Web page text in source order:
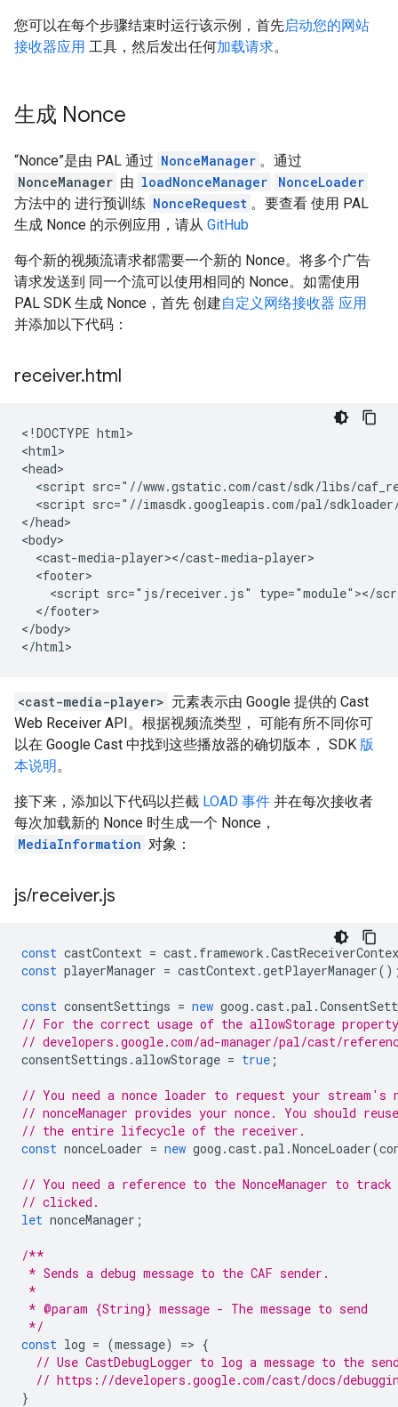
您可以在每个步骤结束时运行该示例，首先启动您的网站
接收器应用 工具，然后发出任何加载请求。
生成 Nonce
“Nonce”是由 PAL 通过 NonceManager 。通过
NonceManager 由 loadNonceManager
NonceLoader
方法中的 进行预训练 NonceRequest 。要查看 使用 PAL
生成 Nonce 的示例应用，请从 GitHub
每个新的视频流请求都需要一个新的 Nonce。将多个广告
请求发送到 同一个流可以使用相同的 Nonce。如需使用
PAL SDK 生成 Nonce，首先 创建自定义网络接收器 应用
并添加以下代码：
receiver.html
<!DOCTYPE html>
<html>
<head>
<script src="//www.gstatic.com/cast/sdk/libs/
<script src="//imasdk.googleapis.com/pal/
</head>
<body>
  <cast-media-player></cast-media-player>
  <footer>
<script src="js/receiver.js" type="module"></
  </footer>
</body>
<cast-media-player> 元素表示由 Google 提供的 Cast
Web Receiver API。根据视频流类型， 可能有所不同你可
以在 Google Cast 中找到这些播放器的确切版本， SDK 版
本说明。
接下来，添加以下代码以拦截 LOAD 事件 并在每次接收者
每次加载新的 Nonce 时生成一个 Nonce，
MediaInformation 对象：
js/receiver.js
const castContext = cast. framework .
const playerManager = castContext.getPlayerManager
const consentSettings = new goog .cast.pal .
// For the correct usage of the allowStorage
// developers.google.com/ad-manager/pal/cast/
consentSettings .allowStorage = true ;
// You need a nonce loader to request your stream's
// nonceManager provides your nonce. You should
// the entire lifecycle of the receiver.
const nonceLoader = new goog .cast.pal .NonceLoader(
// You need a reference to the NonceManager to track
// clicked.
let nonceManager ;
/**
* Sends a debug message to the CAF sender.
*
* @param {String} message - The message to send
*/
const log = (message) => {
// Use CastDebugLogger to log a message to the
// https://developers.google.com/cast/docs/
}